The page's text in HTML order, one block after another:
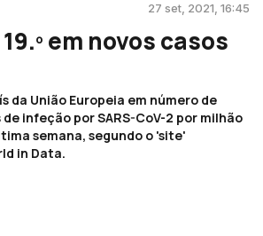
27 set, 2021, 16:45
em novos casos
da União Europeia em número de
infeção por SARS-CoV-2 por milhão
semana, segundo o 'site'
in Data.